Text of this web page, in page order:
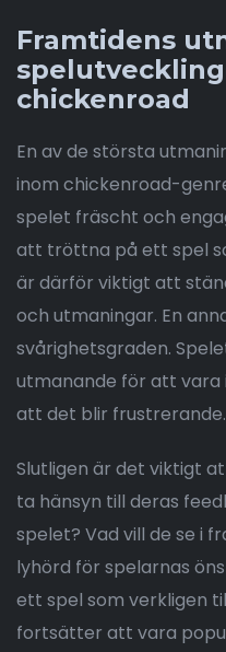
Framtidens
chickenroad
En av de största
inom chickenroad-
spelet fräscht och
att tröttna på ett spel
är därför viktigt att
och utmaningar. En
svårighetsgraden.
utmanande för att vara
att det blir frustrerande.
Slutligen är det viktigt
ta hänsyn till deras
spelet? Vad vill de se i
lyhörd för spelarnas
ett spel som verkligen
fortsätter att vara